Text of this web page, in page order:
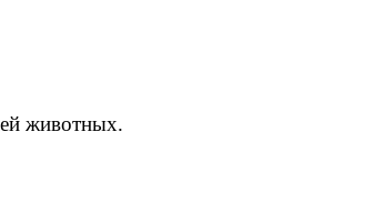
животных.